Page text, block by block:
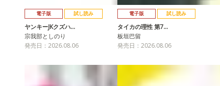
電子版 試し読み
ヤンキーJKクズハ…
宗我部としのり
発売日：2026.08.06
電子版 試し読み
タイカの理性 第7…
板垣巴留
発売日：2026.08.06